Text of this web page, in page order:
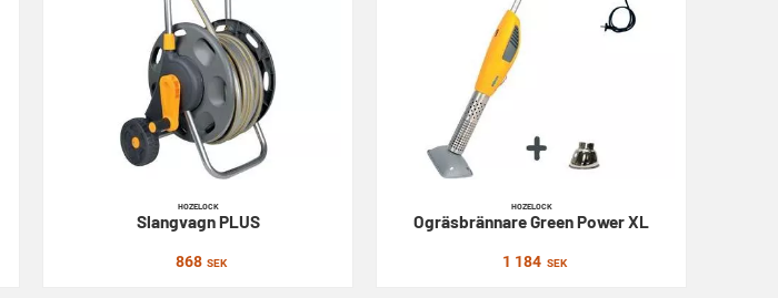
HOZELOCK
SlangvagnPLUS
868 SEK
HOZELOCK
OgräsbrännareGreen Power XL
1 184 SEK